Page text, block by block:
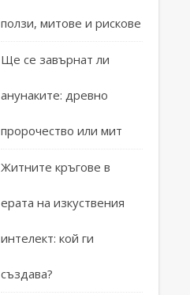
ползи, митове и рискове
Ще се завърнат ли
анунаките: древно
пророчество или мит
Житните кръгове в
ерата на изкуствения
интелект: кой ги
създава?